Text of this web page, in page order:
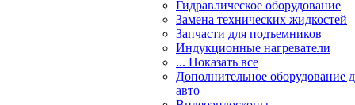
Гидравлическое оборудование
Замена технических жидкостей
Запчасти для подъемников
Индукционные нагреватели
... Показать все
Дополнительное оборудование
авто